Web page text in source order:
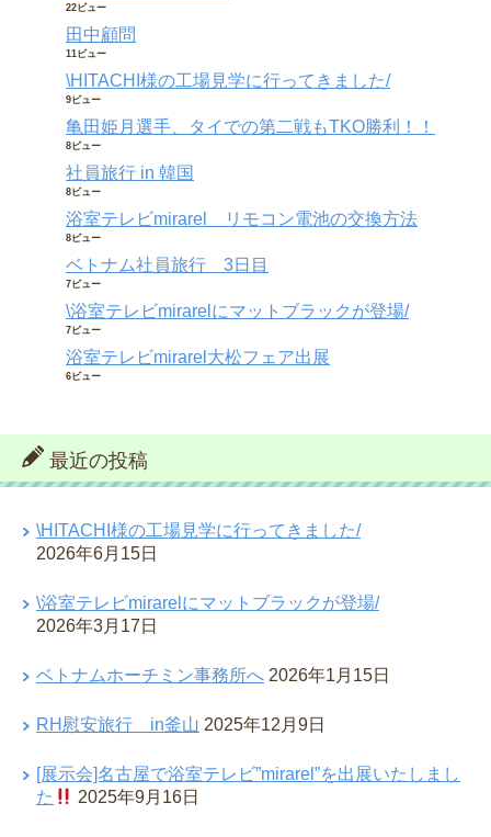
22ビュー
田中顧問
11ビュー
\HITACHI様の工場見学に行ってきました/
9ビュー
亀田姫月選手、タイでの第二戦もTKO勝利！！
8ビュー
社員旅行 in 韓国
8ビュー
浴室テレビmirarel リモコン電池の交換方法
8ビュー
ベトナム社員旅行 3日目
7ビュー
\浴室テレビmirarelにマットブラックが登場/
7ビュー
浴室テレビmirarel大松フェア出展
6ビュー
最近の投稿
\HITACHI様の工場見学に行ってきました/
2026年6月15日
\浴室テレビmirarelにマットブラックが登場/
2026年3月17日
ベトナムホーチミン事務所へ 2026年1月15日
RH慰安旅行 in釜山 2025年12月9日
[展示会]名古屋で浴室テレビ”mirarel”を出展いたしまし
た
2025年9月16日